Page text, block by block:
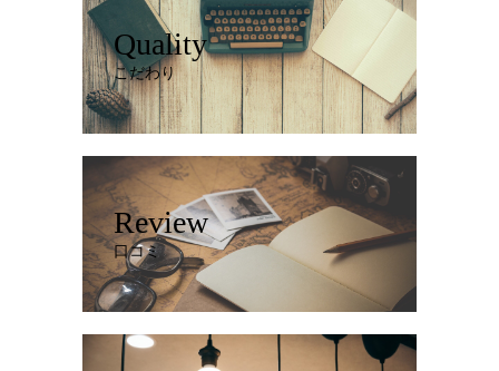
Quality
こだわり
Review
口コミ